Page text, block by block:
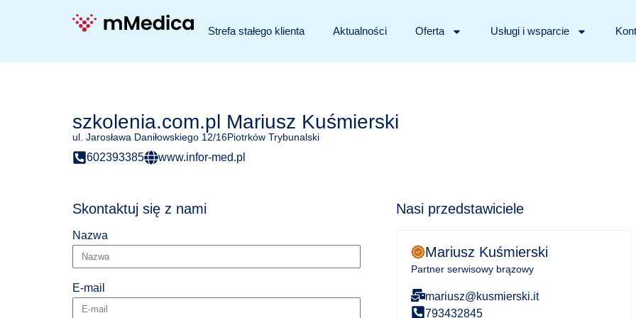
Strefa stałego klienta Aktualności Oferta Usługi i wsparcie
szkolenia.com.pl Mariusz Kuśmierski
ul. Jarosława Daniłowskiego 12/16Piotrków Trybunalski
602393385 www.infor-med.pl
Skontaktuj się z nami
Nazwa
E-mail
Nasi przedstawiciele
Mariusz Kuśmierski
Partner serwisowy brązowy
mariusz@kusmierski.it
793432845